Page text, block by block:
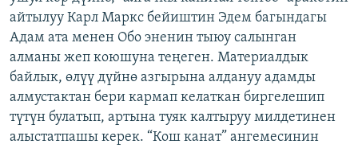
айтылуу Карл Маркс бейиштин Эдем багындагы
Адам ата менен Обо эненин тыюу салынган
алманы жеп коюшуна теңеген. Материалдык
байлык, өлүү дүйнө азгырына алдануу адамды
алмустактан бери кармап келаткан биргелешип
түтүн булатып, артына туяк калтыруу милдетинен
алыстатпашы керек. “Кош канат” ангемесинин